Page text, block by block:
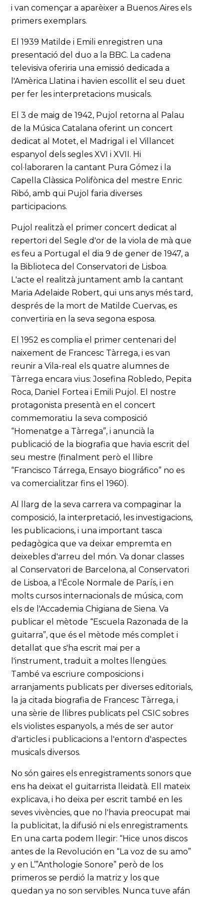
i van començar a aparèixer a Buenos Aires els
primers exemplars.
El 1939 Matilde i Emili enregistren una
presentació del duo a la BBC. La cadena
televisiva oferiria una emissió dedicada a
l'Amèrica Llatina i havien escollit el seu duet
per fer les interpretacions musicals.
El 3 de maig de 1942, Pujol retorna al Palau
de la Música Catalana oferint un concert
dedicat al Motet, el Madrigal i el Villancet
espanyol dels segles XVI i XVII. Hi
col·laboraren la cantant Pura Gómez i la
Capella Clàssica Polifònica del mestre Enric
Ribó, amb qui Pujol faria diverses
participacions.
Pujol realitzà el primer concert dedicat al
repertori del Segle d'or de la viola de mà que
es feu a Portugal el dia 9 de gener de 1947, a
la Biblioteca del Conservatori de Lisboa.
L'acte el realitzà juntament amb la cantant
Maria Adelaide Robert, qui uns anys més tard,
després de la mort de Matilde Cuervas, es
convertiria en la seva segona esposa.
El 1952 es complia el primer centenari del
naixement de Francesc Tàrrega, i es van
reunir a Vila-real els quatre alumnes de
Tàrrega encara vius: Josefina Robledo, Pepita
Roca, Daniel Fortea i Emili Pujol. El nostre
protagonista presentà en el concert
commemoratiu la seva composició
“Homenatge a Tàrrega”, i anuncià la
publicació de la biografia que havia escrit del
seu mestre (finalment però el llibre
“Francisco Tárrega, Ensayo biográfico” no es
va comercialitzar fins el 1960).
Al llarg de la seva carrera va compaginar la
composició, la interpretació, les investigacions,
les publicacions, i una important tasca
pedagògica que va deixar empremta en
deixebles d'arreu del món. Va donar classes
al Conservatori de Barcelona, al Conservatori
de Lisboa, a l'École Normale de París, i en
molts cursos internacionals de música, com
els de l'Accademia Chigiana de Siena. Va
publicar el mètode “Escuela Razonada de la
guitarra”, que és el mètode més complet i
detallat que s'ha escrit mai per a
l'instrument, traduït a moltes llengües.
També va escriure composicions i
arranjaments publicats per diverses editorials,
la ja citada biografia de Francesc Tàrrega, i
una sèrie de llibres publicats pel CSIC sobres
els violistes espanyols, a més de ser autor
d'articles i publicacions a l'entorn d'aspectes
musicals diversos.
No són gaires els enregistraments sonors que
ens ha deixat el guitarrista lleidatà. Ell mateix
explicava, i ho deixa per escrit també en les
seves vivències, que no l'havia preocupat mai
la publicitat, la difusió ni els enregistraments.
En una carta podem llegir: “Hice unos discos
antes de la Revolución en “La voz de su amo”
y en L’”Anthologie Sonore” però de los
primeros se perdió la matriz y los que
quedan ya no son servibles. Nunca tuve afán